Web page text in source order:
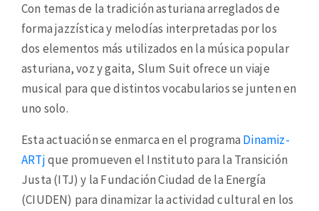
Con temas de la tradición asturiana arreglados de
forma jazzística y melodías interpretadas por los
dos elementos más utilizados en la música popular
asturiana, voz y gaita, Slum Suit ofrece un viaje
musical para que distintos vocabularios se junten en
uno solo.
Esta actuación se enmarca en el programa Dinamiz-
ARTjque promueven el Instituto para la Transición
Justa (ITJ) y la Fundación Ciudad de la Energía
(CIUDEN) para dinamizar la actividad cultural en los